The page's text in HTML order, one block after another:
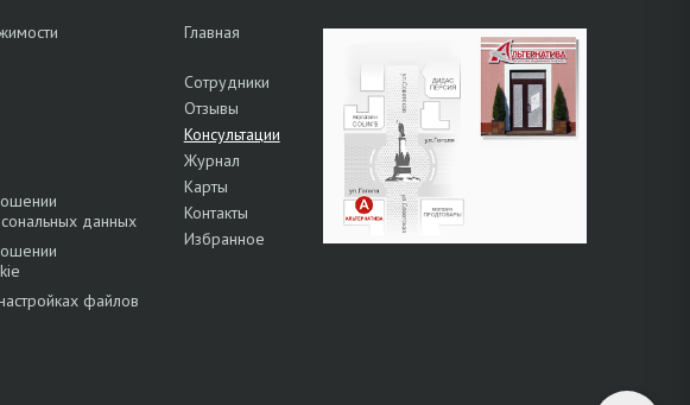
данных
файлов
Главная
Сотрудники
Отзывы
Консультации
Журнал
Карты
Контакты
Избранное